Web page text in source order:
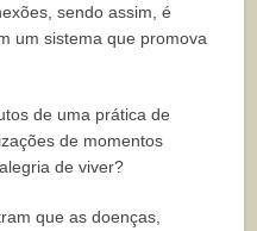
sendo assim, é
um sistema que promova
de uma prática de
de momentos
de viver?
que as doenças,